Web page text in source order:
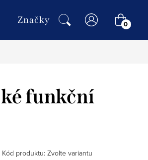
Značky
funkční
Kód produktu: Zvolte variantu